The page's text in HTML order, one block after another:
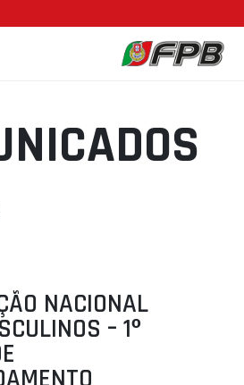
NACIONAL
– 1º